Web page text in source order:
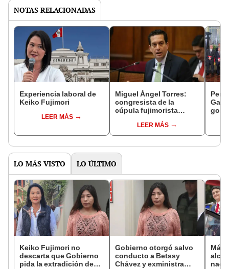
NOTAS RELACIONADAS
Experiencia laboral de
Keiko Fujimori
LEER MÁS
Miguel Ángel Torres:
congresista de la
cúpula fujimorista
del SenadoLEER MÁS
LO MÁS VISTO LO ÚLTIMO
Keiko Fujimori no
descarta que Gobierno
pida la extradición de
Gobierno otorgó salvo
conducto a Betssy
Chávez y exministra
Más